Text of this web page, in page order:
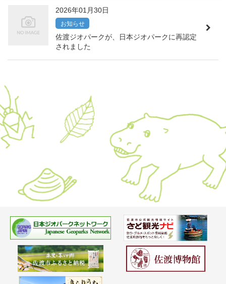
2026年01月30日
お知らせ
佐渡ジオパークが、日本ジオパークに再認定
されました